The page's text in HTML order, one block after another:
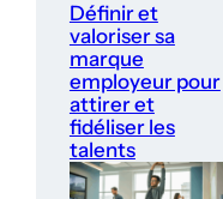
Définir et
valoriser sa
marque
employeur pour
attirer et
fidéliser les
talents